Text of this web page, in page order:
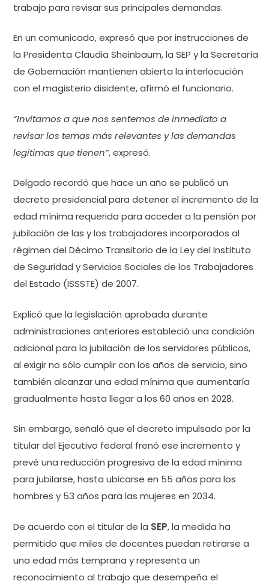
trabajo para revisar sus principales demandas.
En un comunicado, expresó que por instrucciones de
la Presidenta Claudia Sheinbaum, la SEP y la Secretaría
de Gobernación mantienen abierta la interlocución
con el magisterio disidente, afirmó el funcionario.
“Invitamos a que nos sentemos de inmediato a
revisar los temas más relevantes y las demandas
legítimas que tienen”, expresó.
Delgado recordó que hace un año se publicó un
decreto presidencial para detener el incremento de la
edad mínima requerida para acceder a la pensión por
jubilación de las y los trabajadores incorporados al
régimen del Décimo Transitorio de la Ley del Instituto
de Seguridad y Servicios Sociales de los Trabajadores
del Estado (ISSSTE) de 2007.
Explicó que la legislación aprobada durante
administraciones anteriores estableció una condición
adicional para la jubilación de los servidores públicos,
al exigir no sólo cumplir con los años de servicio, sino
también alcanzar una edad mínima que aumentaría
gradualmente hasta llegar a los 60 años en 2028.
Sin embargo, señaló que el decreto impulsado por la
titular del Ejecutivo federal frenó ese incremento y
prevé una reducción progresiva de la edad mínima
para jubilarse, hasta ubicarse en 55 años para los
hombres y 53 años para las mujeres en 2034.
De acuerdo con el titular de la SEP, la medida ha
permitido que miles de docentes puedan retirarse a
una edad más temprana y representa un
reconocimiento al trabajo que desempeña el